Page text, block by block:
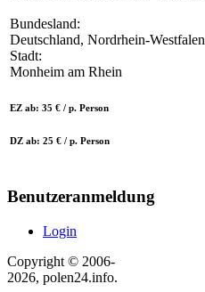
Bundesland:
Deutschland, Nordrhein-Westfalen
Stadt:
Monheim am Rhein
EZ ab: 35 € / p. Person
DZ ab: 25 € / p. Person
Benutzeranmeldung
Login
Copyright © 2006-
2026, polen24.info.